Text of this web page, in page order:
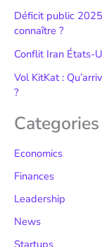
Déficit public
connaître ?
Conflit Iran États-
Vol KitKat :
?
Categories
Economics
Finances
Leadership
News
Startups